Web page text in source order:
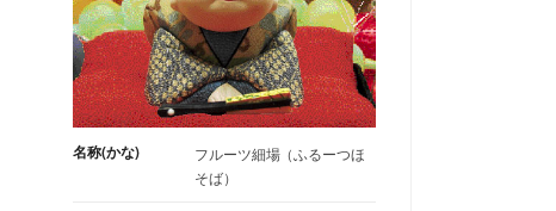
名称(かな)
フルーツ細場（ふるーつほ
そば）